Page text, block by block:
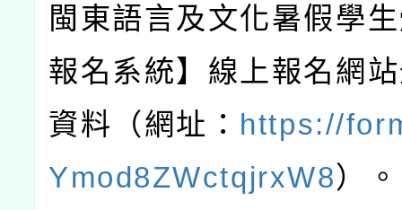
閩東語言及文化暑假學
報名系統】線上報名網
資料（網址： https://
Ymod8ZWctqjrxW8）。